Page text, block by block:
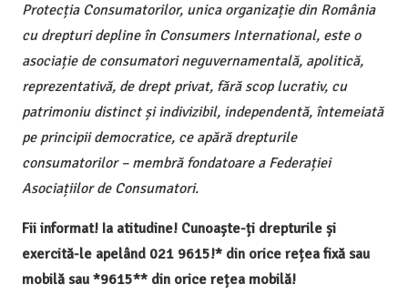
Protecția Consumatorilor, unica organizație din România
cu drepturi depline în Consumers International, este o
asociație de consumatori neguvernamentală, apolitică,
reprezentativă, de drept privat, fără scop lucrativ, cu
patrimoniu distinct și indivizibil, independentă, întemeiată
pe principii democratice, ce apără drepturile
consumatorilor – membră fondatoare a Federației
Asociațiilor de Consumatori.
Fii informat! Ia atitudine! Cunoaște-ți drepturile și
exercită-le apelând 021 9615!* din orice rețea fixă sau
mobilă sau *9615** din orice rețea mobilă!